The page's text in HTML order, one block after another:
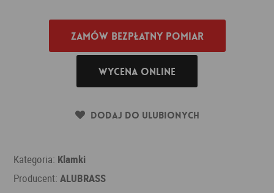
Zamów bezpłatny pomiar
Wycena online
Dodaj do ulubionych
Kategoria: Klamki
Producent:ALUBRASS